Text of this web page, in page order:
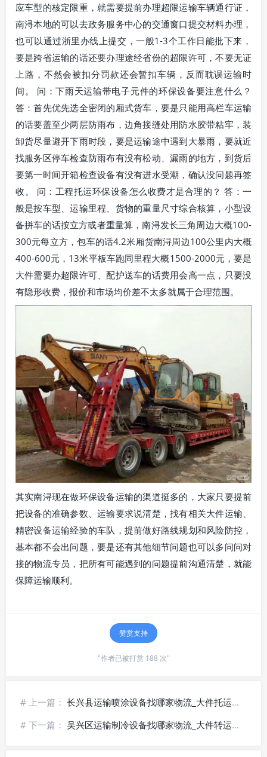
应车型的核定限重，就需要提前办理超限运输车辆通行证，
南浔本地的可以去政务服务中心的交通窗口提交材料办理，
也可以通过浙里办线上提交，一般1-3个工作日能批下来，
要是跨省运输的话还要办理途经省份的超限许可，不要无证
上路，不然会被扣分罚款还会暂扣车辆，反而耽误运输时
间。 问：下雨天运输带电子元件的环保设备要注意什么？
答：首先优先选全密闭的厢式货车，要是只能用高栏车运输
的话要盖至少两层防雨布，边角接缝处用防水胶带粘牢，装
卸货尽量避开下雨时段，要是运输途中遇到大暴雨，要就近
找服务区停车检查防雨布有没有松动、漏雨的地方，到货后
要第一时间开箱检查设备有没有进水受潮，确认没问题再签
收。 问：工程托运环保设备怎么收费才是合理的？ 答：一
般是按车型、运输里程、货物的重量尺寸综合核算，小型设
备拼车的话按立方或者重量算，南浔发长三角周边大概100-
300元每立方，包车的话4.2米厢货南浔周边100公里内大概
400-600元，13米平板车跑同里程大概1500-2000元，要是
大件需要办超限许可、配护送车的话费用会高一点，只要没
有隐形收费，报价和市场均价差不太多就属于合理范围。
其实南浔现在做环保设备运输的渠道挺多的，大家只要提前
把设备的准确参数、运输要求说清楚，找有相关大件运输、
精密设备运输经验的车队，提前做好路线规划和风险防控，
基本都不会出问题，要是还有其他细节问题也可以多问问对
接的物流专员，把所有可能遇到的问题提前沟通清楚，就能
保障运输顺利。
赞赏支持
"作者已被打赏 188 次"
# 上一篇： 长兴县运输喷涂设备找哪家物流_大件托运省心
# 下一篇： 吴兴区运输制冷设备找哪家物流_大件转运高效